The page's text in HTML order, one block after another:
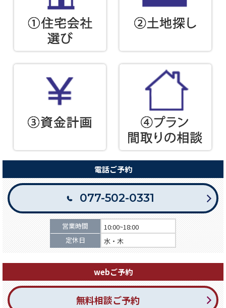
電話ご予約
077-502-0331
営業時間
10:00~18:00
定休日
水・木
webご予約
無料相談ご予約